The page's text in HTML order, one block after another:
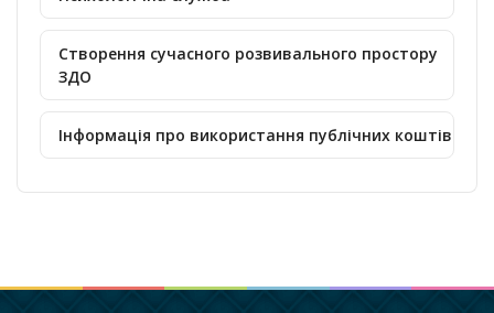
Створення сучасного розвивального простору
ЗДО
Інформація про використання публічних коштів